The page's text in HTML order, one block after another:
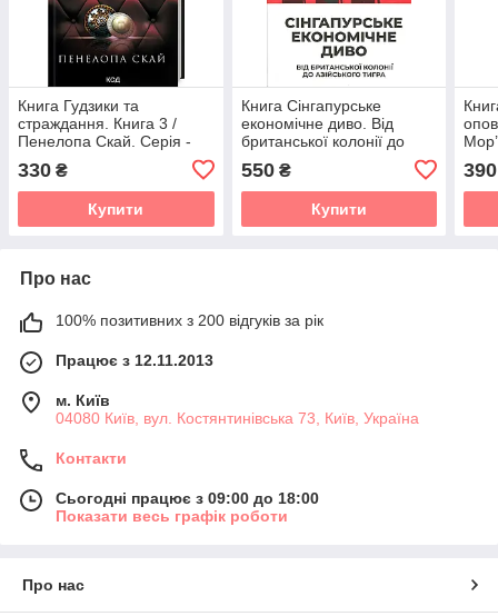
Книга Гудзики та
страждання. Книга 3 /
Пенелопа Скай. Серія -
330 ₴
Купити
Книга Сінгапурське
економічне диво. Від
британської колонії до
550₴
Купити
390
Про нас
100% позитивних з 200 відгуків за рік
Працює з 12.11.2013
м. Київ
04080 Київ, вул. Костянтинівська 73, Київ, Україна
Контакти
Сьогодні працює з 09:00 до 18:00
Показати весь графік роботи
Про нас